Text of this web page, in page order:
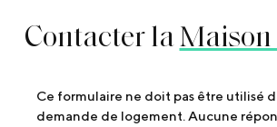
Contacter la
Ce formulaire ne doit pas être utilisé
demande de logement. Aucune